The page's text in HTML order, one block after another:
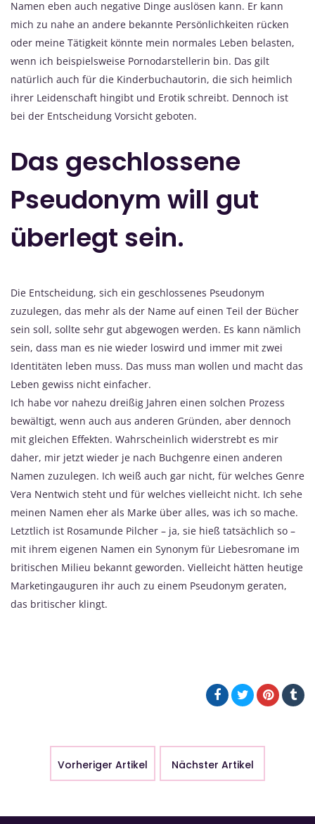
Namen eben auch negative Dinge auslösen kann. Er kann
mich zu nahe an andere bekannte Persönlichkeiten rücken
oder meine Tätigkeit könnte mein normales Leben belasten,
wenn ich beispielsweise Pornodarstellerin bin. Das gilt
natürlich auch für die Kinderbuchautorin, die sich heimlich
ihrer Leidenschaft hingibt und Erotik schreibt. Dennoch ist
bei der Entscheidung Vorsicht geboten.
Das geschlossene
Pseudonym will gut
überlegt sein.
Die Entscheidung, sich ein geschlossenes Pseudonym
zuzulegen, das mehr als der Name auf einen Teil der Bücher
sein soll, sollte sehr gut abgewogen werden. Es kann nämlich
sein, dass man es nie wieder loswird und immer mit zwei
Identitäten leben muss. Das muss man wollen und macht das
Leben gewiss nicht einfacher.
Ich habe vor nahezu dreißig Jahren einen solchen Prozess
bewältigt, wenn auch aus anderen Gründen, aber dennoch
mit gleichen Effekten. Wahrscheinlich widerstrebt es mir
daher, mir jetzt wieder je nach Buchgenre einen anderen
Namen zuzulegen. Ich weiß auch gar nicht, für welches Genre
Vera Nentwich steht und für welches vielleicht nicht. Ich sehe
meinen Namen eher als Marke über alles, was ich so mache.
Letztlich ist Rosamunde Pilcher – ja, sie hieß tatsächlich so –
mit ihrem eigenen Namen ein Synonym für Liebesromane im
britischen Milieu bekannt geworden. Vielleicht hätten heutige
Marketingauguren ihr auch zu einem Pseudonym geraten,
das britischer klingt.
Vorheriger Artikel Nächster Artikel